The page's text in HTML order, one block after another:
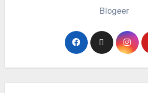
Blogeer